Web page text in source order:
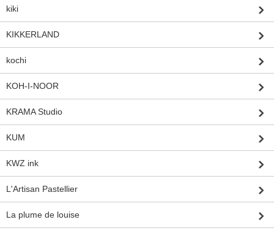
kiki
KIKKERLAND
kochi
KOH-I-NOOR
KRAMA Studio
KUM
KWZ ink
L'Artisan Pastellier
La plume de louise